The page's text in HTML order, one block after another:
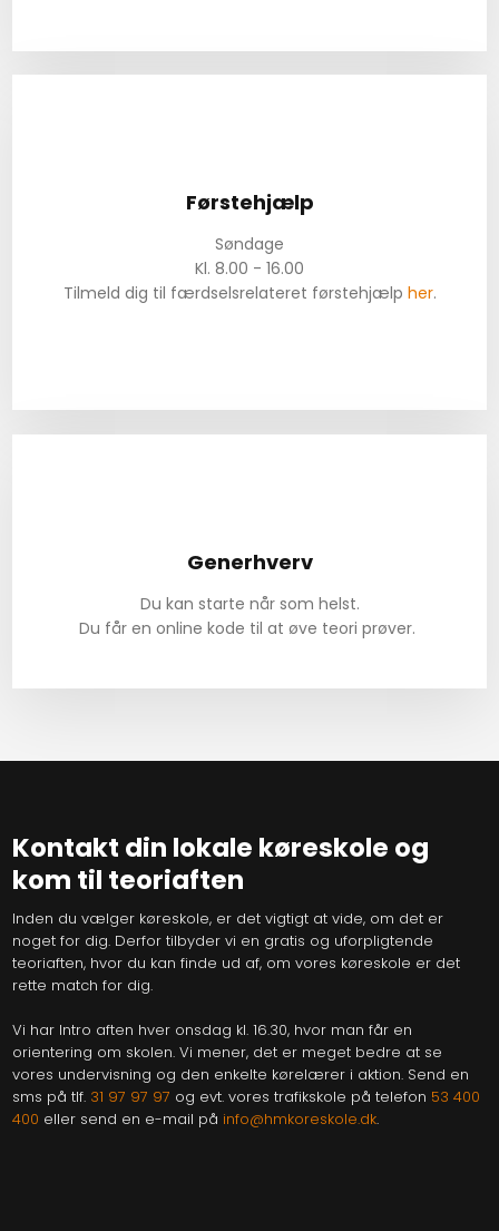
Førstehjælp
Søndage
Kl. 8.00 - 16.00​
Tilmeld dig til færdselsrelateret førstehjælp her.​​
Generhverv
Du kan starte når som helst.
​Du får en online kode til at øve teori prøver.
Kontakt din lokale køreskole​ og
kom til teoriaften
Inden du vælger køreskole, er det vigtigt at vide, om det er
noget for dig. Derfor tilbyder vi en gratis og uforpligtende
teoriaften, hvor du kan finde ud af, om vores køreskole er det
rette match for dig.
Vi har Intro aften hver onsdag kl. 16.30, hvor man får en
orientering om skolen. Vi mener, det er meget bedre at se
vores undervisning og den enkelte kørelærer i aktion. Send en
sms på tlf. 31 97 97 97 og evt. vores trafikskole på telefon 53 400
400 eller send en e-mail på info@hmkoreskole.dk.​​